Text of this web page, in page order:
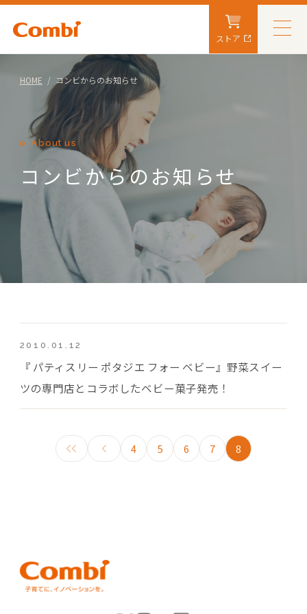
ストア
HOME コンビからのお知らせ
About us
コンビからのお知らせ
2010.01.12
『 パティスリー ポタジエ フォー ベビー』野菜スイー
ツの専門店とコラボしたベビー菓子発売！
4 5 6 7 8